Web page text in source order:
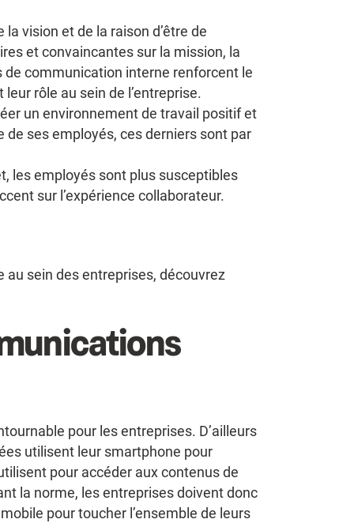
la vision et de la raison d’être de
et convaincantes sur la mission, la
de communication interne renforcent le
rôle au sein de l’entreprise.
un environnement de travail positif et
de ses employés, ces derniers sont par
les employés sont plus susceptibles
sur l’expérience collaborateur.
sein des entreprises, découvrez
pour les entreprises. D’ailleurs
utilisent leur smartphone pour
pour accéder aux contenus de
la norme, les entreprises doivent donc
pour toucher l’ensemble de leurs